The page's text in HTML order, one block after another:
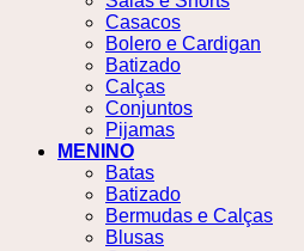
Casacos
Bolero e Cardigan
Batizado
Calças
Conjuntos
Pijamas
MENINO
Batas
Batizado
Bermudas e Calças
Blusas